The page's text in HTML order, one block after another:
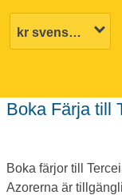
Boka Färja
Boka färjor till
Azorerna är